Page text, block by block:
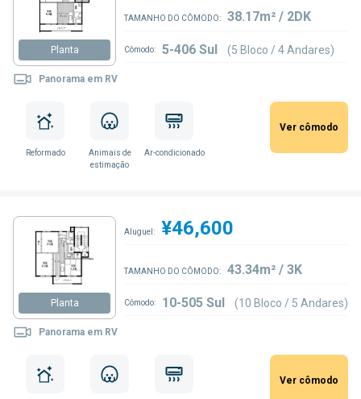
Planta
Panorama em RV
TAMANHO DO CÔMODO: 38.17m² / 2DK
Cômodo: 5-406 Sul (5 Bloco / 4 Andares)
Reformado
Animais de
estimação
Ar-condicionado
Ver cômodo
Planta
Panorama em RV
Aluguel: ¥46,600
TAMANHO DO CÔMODO: 43.34m² / 3K
Cômodo: 10-505 Sul (10 Bloco / 5 Andares)
Ver cômodo